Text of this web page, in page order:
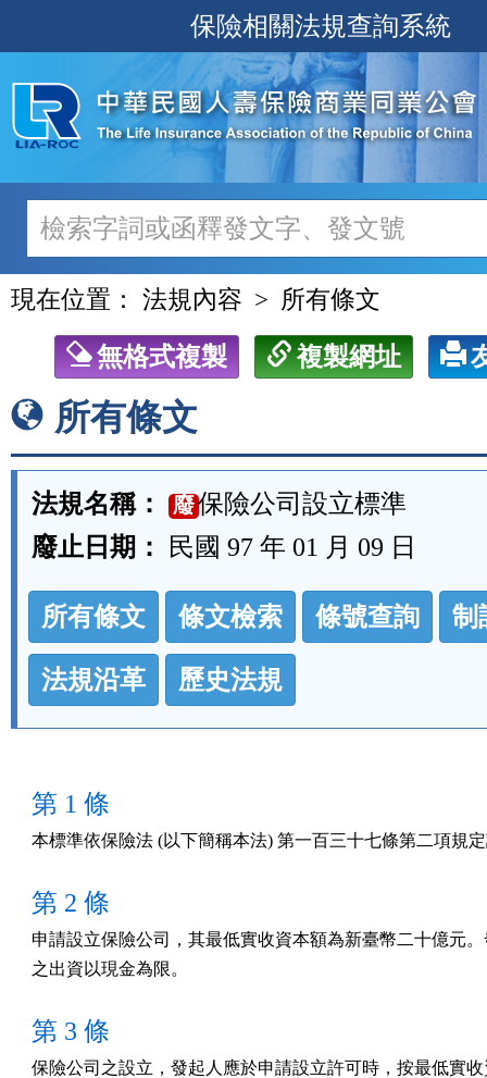
至
主
內
容
保險相關法規查詢系統
現在位置： 法規內容 所有條文
無格式複製 複製網址
所有條文
法規名稱： 廢保險公司設立標準
廢止日期：
民國 97 年 01 月 09 日
法
規
功
能
按
區
所有條文 條文檢索 條號查詢 制
法規沿革 歷史法規
第 1 條
本標準依保險法 (以下簡稱本法) 第一百三十七條第二項規
第 2 條
申請設立保險公司，其最低實收資本額為新臺幣二十億元
之出資以現金為限。
第 3 條
保險公司之設立，發起人應於申請設立許可時，按最低實